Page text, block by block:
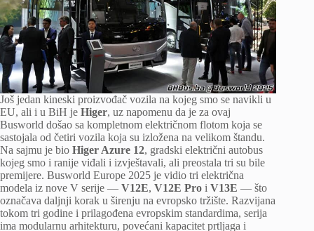
Još jedan kineski proizvođač vozila na kojeg smo se navikli u
EU, ali i u BiH je Higer, uz napomenu da je za ovaj
Busworld došao sa kompletnom električnom flotom koja se
sastojala od četiri vozila koja su izložena na velikom štandu.
Na sajmu je bio Higer Azure 12, gradski električni autobus
kojeg smo i ranije viđali i izvještavali, ali preostala tri su bile
premijere. Busworld Europe 2025 je vidio tri električna
modela iz nove V serije — V12E, V12E Pro i V13E — što
označava daljnji korak u širenju na evropsko tržište. Razvijana
tokom tri godine i prilagođena evropskim standardima, serija
ima modularnu arhitekturu, povećani kapacitet prtljaga i